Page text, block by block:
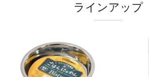
ラインアップ